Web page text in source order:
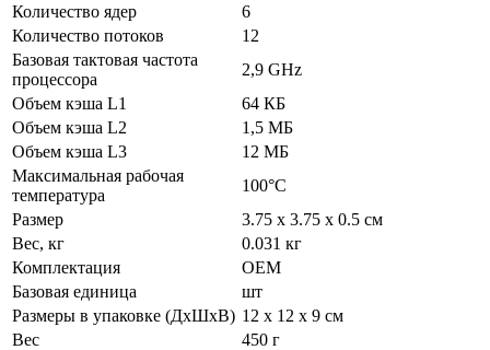
Количество ядер
6
Количество потоков
12
Базовая тактовая частота
процессора
2,9 GHz
Объем кэша L1
64 КБ
Объем кэша L2
1,5 МБ
Объем кэша L3
12 МБ
Максимальная рабочая
температура
100°C
Размер
3.75 x 3.75 x 0.5 см
Вес, кг
0.031 кг
Комплектация
OEM
Базовая единица
шт
Размеры в упаковке (ДхШхВ) 12 x 12 x 9 см
Вес
450 г